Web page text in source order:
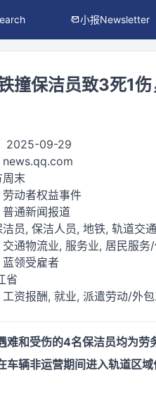
小报Newsletter
撞保洁员致3死1
2025-09-29
news.qq.com
周末
劳动者权益事件
普通新闻报道
洁员, 保洁人员, 地铁, 轨道交
交通物流业, 服务业, 居民服务
蓝领受雇者
省
工资报酬, 就业, 派遣劳动/外
难和受伤的4名保洁员均为劳
车辆非运营期间进入轨道区